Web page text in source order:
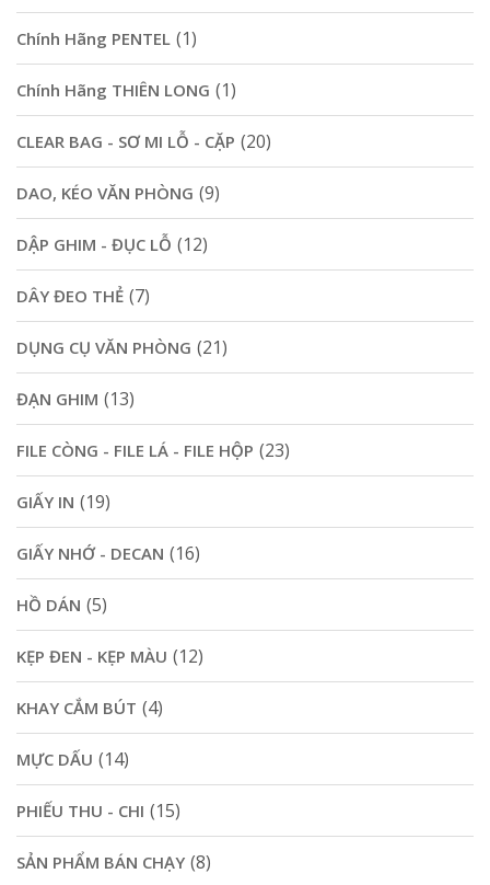
Chính Hãng PENTEL (1)
Chính Hãng THIÊN LONG (1)
CLEAR BAG - SƠ MI LỖ - CẶP (20)
DAO, KÉO VĂN PHÒNG (9)
DẬP GHIM - ĐỤC LỖ (12)
DÂY ĐEO THẺ (7)
DỤNG CỤ VĂN PHÒNG (21)
ĐẠN GHIM (13)
FILE CÒNG - FILE LÁ - FILE HỘP (23)
GIẤY IN (19)
GIẤY NHỚ - DECAN (16)
HỒ DÁN (5)
KẸP ĐEN - KẸP MÀU (12)
KHAY CẮM BÚT (4)
MỰC DẤU (14)
PHIẾU THU - CHI (15)
SẢN PHẨM BÁN CHẠY (8)